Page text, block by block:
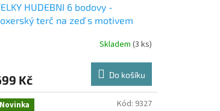
HUDEBNI 6 bodovy -
terč na zeď s motivem
Skladem (3 ks)
Kč Do košíku
Novinka
Kód: 9327